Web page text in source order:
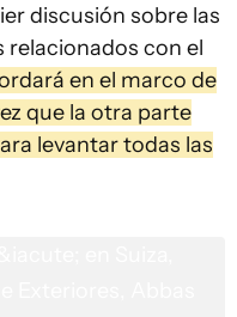
discusión sobre las
con el
en el marco de
que la otra parte
levantar todas las